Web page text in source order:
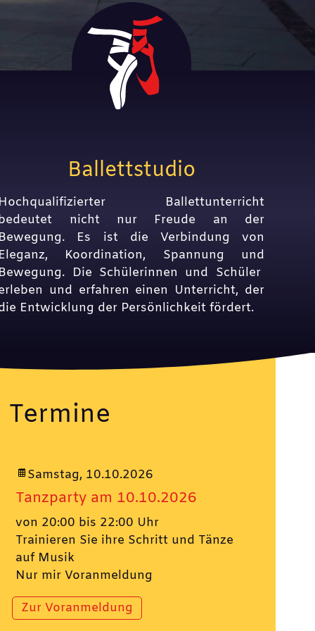
Ballettstudio
Hochqualifizierter Ballettunterricht
nicht nur Freude an der
Bewegung. Es ist die Verbindung von
Eleganz, Koordination, Spannung und
Bewegung. Die Schülerinnen und Schüler
und erfahren einen Unterricht, der
Entwicklung der Persönlichkeit fördert.
Termine
Samstag, 10.10.2026
Tanzparty am 10.10.2026
von 20:00 bis 22:00 Uhr
Trainieren Sie ihre Schritt und Tänze
auf Musik
Nur mir Voranmeldung
Zur Voranmeldung